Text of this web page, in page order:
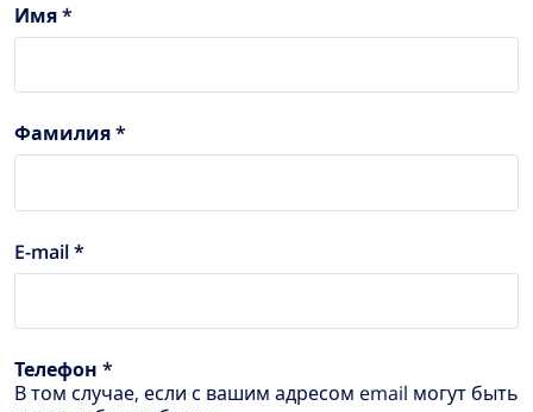
Имя *
Фамилия *
E-mail *
Телефон *
В том случае, если с вашим адресом email могут быть